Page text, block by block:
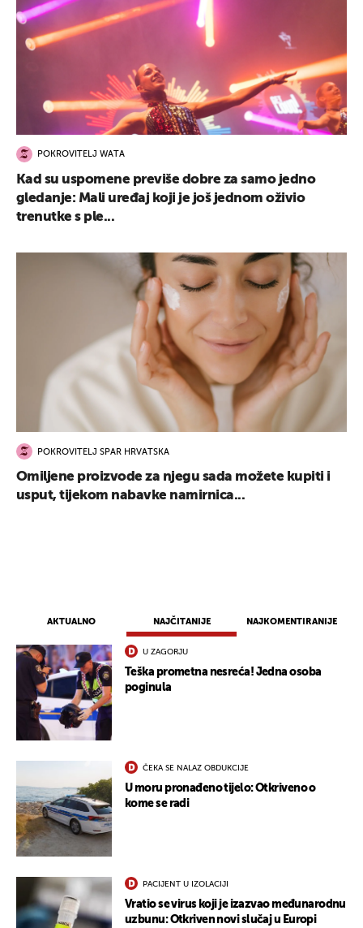
AKTUALNO NAJČITANIJE NAJKOMENTIRANIJE
U ZAGORJU
Teška prometna nesreća! Jedna osoba
poginula
ČEKA SE NALAZ OBDUKCIJE
U moru pronađeno tijelo: Otkriveno o
kome se radi
PACIJENT U IZOLACIJI
Vratio se virus koji je izazvao međunarodnu
uzbunu: Otkriven novi slučaj u Europi
POKROVITELJ WATA
Kad su uspomene previše dobre za samo jedno
gledanje: Mali uređaj koji je još jednom oživio
trenutke s ple...
POKROVITELJ SPAR HRVATSKA
Omiljene proizvode za njegu sada možete kupiti i
usput, tijekom nabavke namirnica...